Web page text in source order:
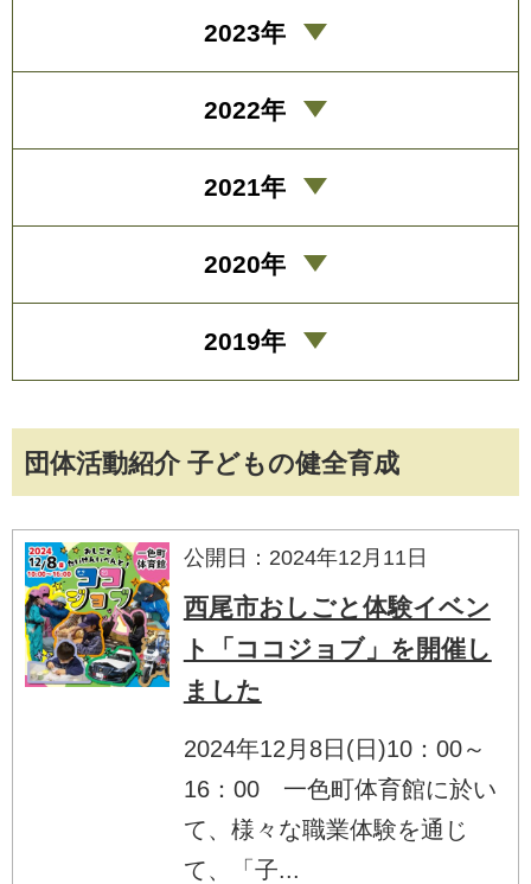
団体活動紹介 子どもの健全育成
公開日：2024年12月11日
西尾市おしごと体験イベン
ト「ココジョブ」を開催し
ました
2024年12月8日(日)10：00～
16：00 一色町体育館に於い
て、様々な職業体験を通じ
て、「子...
2023年
2022年
2021年
2020年
2019年